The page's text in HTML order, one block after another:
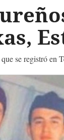
se registró en